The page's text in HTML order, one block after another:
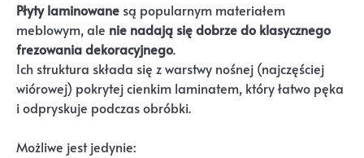
Płyty laminowane są popularnym materiałem
meblowym, ale nie nadają się dobrze do klasycznego
frezowania dekoracyjnego.
Ich struktura składa się z warstwy nośnej (najczęściej
wiórowej) pokrytej cienkim laminatem, który łatwo pęka
i odpryskuje podczas obróbki.
Możliwe jest jedynie: